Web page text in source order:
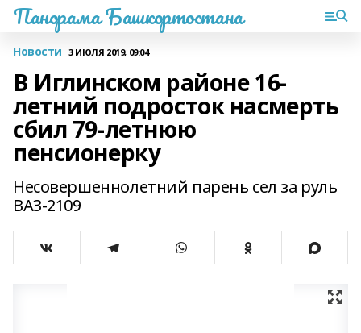
Панорама Башкортостана
Новости 3 ИЮЛЯ 2019, 09:04
В Иглинском районе 16-
летний подросток насмерть
сбил 79-летнюю
пенсионерку
Несовершеннолетний парень сел за руль
ВАЗ-2109